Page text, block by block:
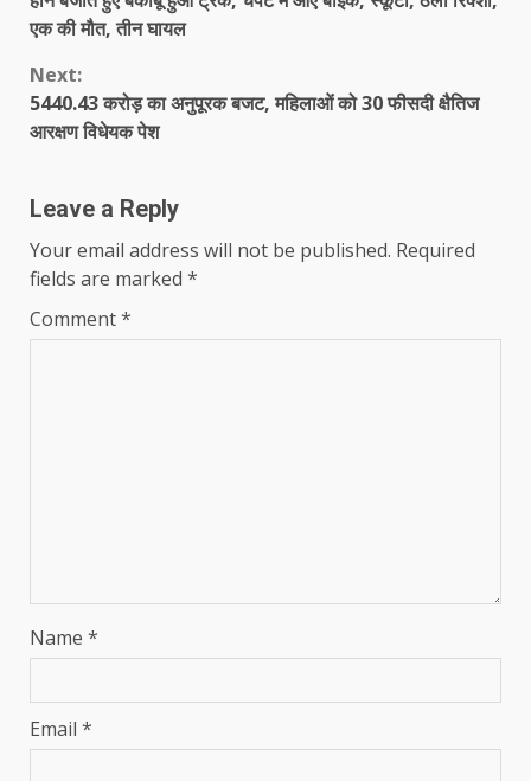
Reading
एक की मौत, तीन घायल
Next:
5440.43 करोड़ का अनुपूरक बजट, महिलाओं को 30 फीसदी क्षैतिज
आरक्षण विधेयक पेश
Leave a Reply
Your email address will not be published. Required
fields are marked *
Comment*
Name *
Email *